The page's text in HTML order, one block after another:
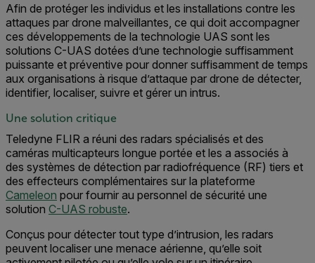
Afin de protéger les individus et les installations contre les
attaques par drone malveillantes, ce qui doit accompagner
ces développements de la technologie UAS sont les
solutions C-UAS dotées d’une technologie suffisamment
puissante et préventive pour donner suffisamment de temps
aux organisations à risque d’attaque par drone de détecter,
identifier, localiser, suivre et gérer un intrus.
Une solution critique
Teledyne FLIR a réuni des radars spécialisés et des
caméras multicapteurs longue portée et les a associés à
des systèmes de détection par radiofréquence (RF) tiers et
des effecteurs complémentaires sur la plateforme
Cameleon pour fournir au personnel de sécurité une
solution C-UAS robuste.
Conçus pour détecter tout type d’intrusion, les radars
peuvent localiser une menace aérienne, qu’elle soit